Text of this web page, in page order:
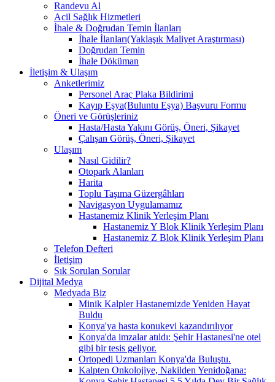
Randevu Al
Acil Sağlık Hizmetleri
İhale & Doğrudan Temin İlanları
İhale İlanları(Yaklaşık Maliyet Araştırması)
Doğrudan Temin
İhale Döküman
İletişim & Ulaşım
Anketlerimiz
Personel Araç Plaka Bildirimi
Kayıp Eşya(Buluntu Eşya) Başvuru Formu
Öneri ve Görüşleriniz
Hasta/Hasta Yakını Görüş, Öneri, Şikayet
Çalışan Görüş, Öneri, Şikayet
Ulaşım
Nasıl Gidilir?
Otopark Alanları
Harita
Toplu Taşıma Güzergâhları
Navigasyon Uygulamamız
Hastanemiz Klinik Yerleşim Planı
Hastanemiz Y Blok Klinik Yerleşim Planı
Hastanemiz Z Blok Klinik Yerleşim Planı
Telefon Defteri
İletişim
Sık Sorulan Sorular
Dijital Medya
Medyada Biz
Minik Kalpler Hastanemizde Yeniden Hayat
Buldu
Konya'ya hasta konukevi kazandırılıyor
Konya'da imzalar atıldı: Şehir Hastanesi'ne otel
gibi bir tesis geliyor.
Ortopedi Uzmanları Konya'da Buluştu.
Kalpten Onkolojiye, Nakilden Yenidoğana: